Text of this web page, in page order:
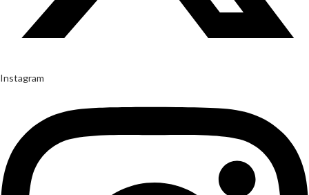
Instagram